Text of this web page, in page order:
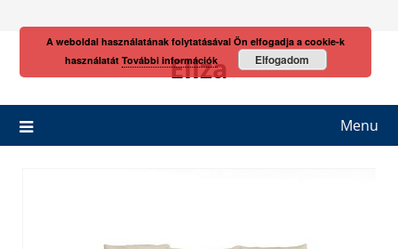
Eliza
Menu
A weboldal használatának folytatásával Ön elfogadja a cookie-k
használatát További információk Elfogadom